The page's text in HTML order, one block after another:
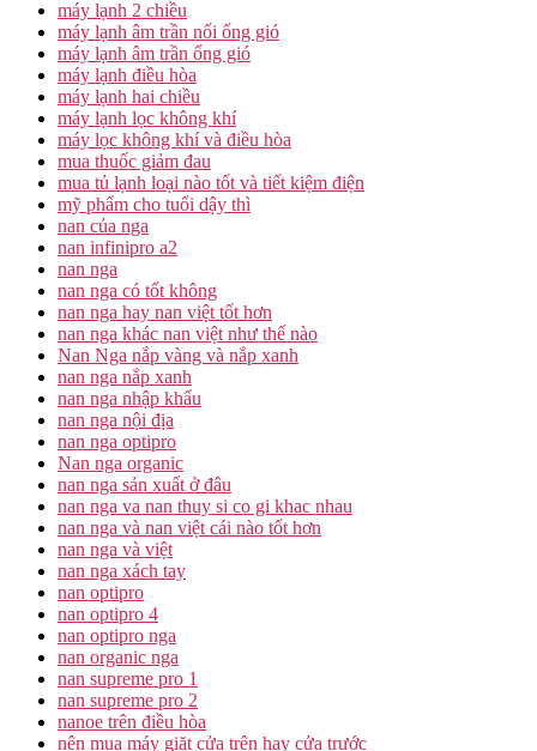
máy lạnh 2 chiều
máy lạnh âm trần nối ống gió
máy lạnh âm trần ống gió
máy lạnh điều hòa
máy lạnh hai chiều
máy lạnh lọc không khí
máy lọc không khí và điều hòa
mua thuốc giảm đau
mua tủ lạnh loại nào tốt và tiết kiệm điện
mỹ phẩm cho tuổi dậy thì
nan của nga
nan infinipro a2
nan nga
nan nga có tốt không
nan nga hay nan việt tốt hơn
nan nga khác nan việt như thế nào
Nan Nga nắp vàng và nắp xanh
nan nga nắp xanh
nan nga nhập khẩu
nan nga nội địa
nan nga optipro
Nan nga organic
nan nga sản xuất ở đâu
nan nga va nan thuy si co gi khac nhau
nan nga và nan việt cái nào tốt hơn
nan nga và việt
nan nga xách tay
nan optipro
nan optipro 4
nan optipro nga
nan organic nga
nan supreme pro 1
nan supreme pro 2
nanoe trên điều hòa
nên mua máy giặt cửa trên hay cửa trước